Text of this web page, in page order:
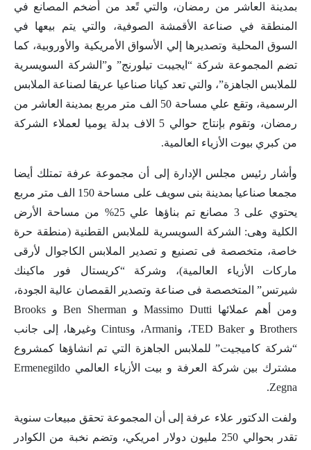
بمدينة العاشر من رمضان، والتي تًعد من أضخم المصانع في
المنطقة في صناعة الأقمشة الصوفية، والتي يتم بيعها في
السوق المحلية وتصديرها إلي الأسواق الأمريكية والأوروبية، كما
تضم المجموعة شركة “ايجيبت تيلورنج” و”الشركة السويسرية
للملابس الجاهزة”، والتي تعد كيانا صناعيا عريقا لصناعة الملابس
الرسمية، وتقع علي مساحة 50 الف متر مربع بمدينة العاشر من
رمضان، وتقوم بإنتاج حوالي 5 الاف بدلة يوميا لعملاء الشركة
من كبري بيوت الأزياء العالمية.
وأشار رئيس مجلس الإدارة إلى أن مجموعة عرفة تمتلك أيضا
مجمعا صناعيا بمدينة بنى سويف على مساحة 150 الف متر مربع
يحتوي على 3 مصانع تم بناؤها علي 25% من مساحة الأرض
الكلية وهى: الشركة السويسرية للملابس القطنية (منطقة حرة
خاصة، متخصصة فى تصنيع و تصدير الملابس الكاجوال لأرقى
ماركات الأزياء العالمية)، وشركة “كريستال فور ماكينك
شيرتس” المتخصصة فى صناعة وتصدير القمصان عالية الجودة،
ومن أهم عملائها Massimo Dutti و Ben Sherman و Brooks
Brothers و TED Baker، وArmani، وCintus وغيرها، إلى جانب
“شركة كاميجيت” للملابس الجاهزة التي تم انشاؤها كمشروع
مشترك بين شركة العرفة و بيت الأزياء العالمي Ermenegildo
Zegna.
ولفت الدكتور علاء عرفة إلى أن المجموعة تحقق مبيعات سنوية
تقدر بحوالي 250 مليون دولار امريكي، وتضم نخبة من الكوادر